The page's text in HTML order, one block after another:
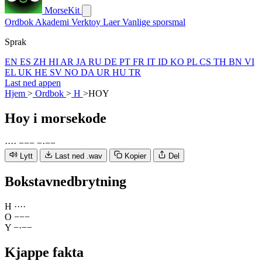
MorseKit
Ordbok Akademi Verktoy LaerVanlige sporsmal
Sprak
EN ES ZH HI AR JA RU DE PT FR IT ID KO PL CS TH BN VI
EL UK HE SV NO DA UR HU TR
Last ned appen
Hjem > Ordbok > H >HOY
Hoy i morsekode
···· −−− −·−−
Lytt Last ned .wav Kopier Del
Bokstavnedbrytning
H ····
O −−−
Y −·−−
Kjappe fakta